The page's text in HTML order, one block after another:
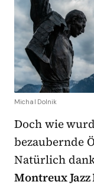
Michal Dolnik
Doch wie
bezaubernde
Natürlich
Montreux